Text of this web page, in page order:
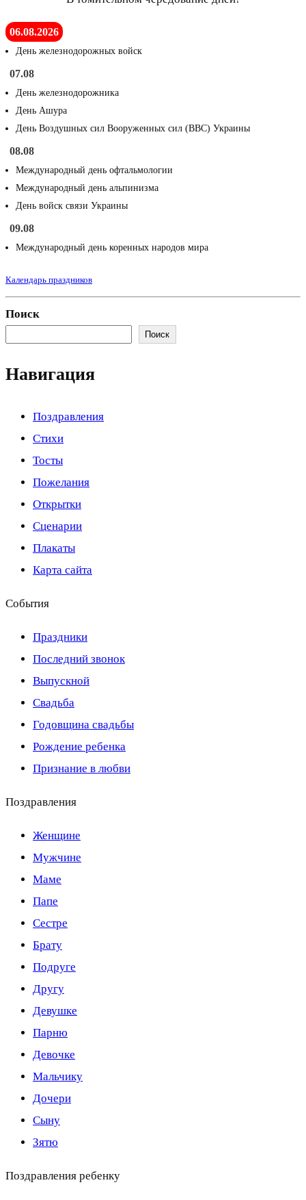
06.08.2026
День железнодорожных войск
07.08
День железнодорожника
День Ашура
День Воздушных сил Вооруженных сил (ВВС) Украины
08.08
Международный день офтальмологии
Международный день альпинизма
День войск связи Украины
09.08
Международный день коренных народов мира
Календарь праздников
Поиск
Поиск
Навигация
Поздравления
Стихи
Тосты
Пожелания
Открытки
Сценарии
Плакаты
Карта сайта
События
Праздники
Последний звонок
Выпускной
Свадьба
Годовщина свадьбы
Рождение ребенка
Признание в любви
Поздравления
Женщине
Мужчине
Маме
Папе
Сестре
Брату
Подруге
Другу
Девушке
Парню
Девочке
Мальчику
Дочери
Сыну
Зятю
Поздравления ребенку